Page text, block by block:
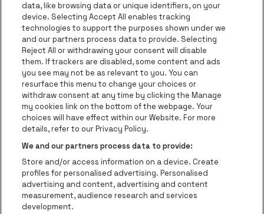
Visitez le site de Europcar
Visitez le site
Visitez le site de Coca-Cola
Visitez le site de Red Bull
Visitez le
Visitez le site de Champagne Pommery
Visitez le site de Le
Visitez le site de Le logo Lillet en
Visitez le site
AFAS Dome fait partie de be•at
AFAS Dome
Schijnpoortweg 119, 2170 Anvers
Be-At Venues
Schijnpoortweg 119, 2170 Anvers
BTW (BE) 0461.051.688 - RPR Antwerpen
BNP Paribas Fortis - IBAN: BE93 2200 4925 0067 - BIC:
data, like browsing data or unique identifiers, on your
device. Selecting Accept All enables tracking
technologies to support the purposes shown under we
and our partners process data to provide. Selecting
Reject All or withdrawing your consent will disable
them. If trackers are disabled, some content and ads
you see may not be as relevant to you. You can
resurface this menu to change your choices or
withdraw consent at any time by clicking the Manage
my cookies link on the bottom of the webpage. Your
choices will have effect within our Website. For more
details, refer to our Privacy Policy.
We and our partners process data to provide:
Store and/or access information on a device. Create
profiles for personalised advertising. Personalised
advertising and content, advertising and content
measurement, audience research and services
development.